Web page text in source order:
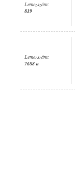
Lemezszám:
819
Lemezszám:
7688 a